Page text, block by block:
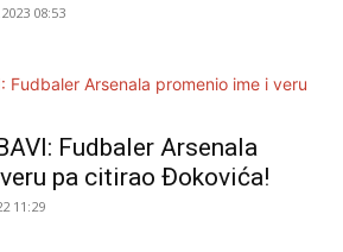
08:53
Fudbaler Arsenala
pa citirao Đokovića!
11:29